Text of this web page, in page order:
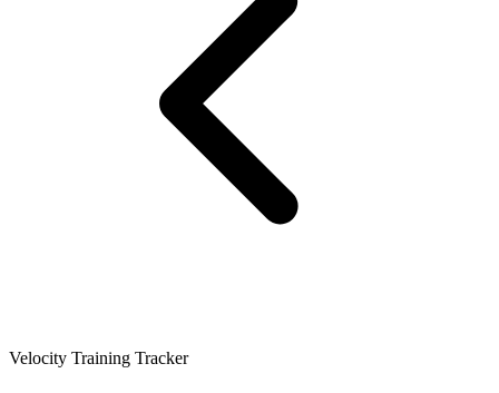
Velocity Training Tracker